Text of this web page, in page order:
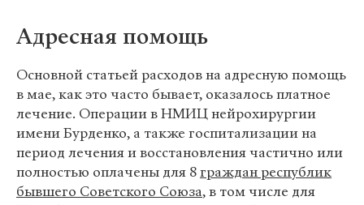
Адресная помощь
Основной статьей расходов на адресную помощь
в мае, как это часто бывает, оказалось платное
лечение. Операции в НМИЦ нейрохирургии
имени Бурденко, а также госпитализации на
период лечения и восстановления частично или
полностью оплачены для 8граждан республик
бывшего Советского Союза, в том числе для